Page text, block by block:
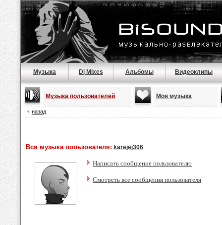
Музыка Dj Mixes Альбомы Видеоклипы
Музыка пользователей Моя музыка
назад
Вся музыка пользователя: karejej306
Написать сообщение пользователю
Смотреть все сообщения пользователя